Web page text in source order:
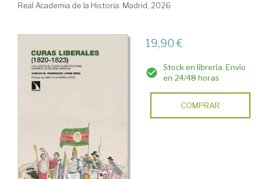
Real Academia de la Historia. Madrid, 2026
19,90 €
Stock en librería. Envío
en 24/48 horas
COMPRAR